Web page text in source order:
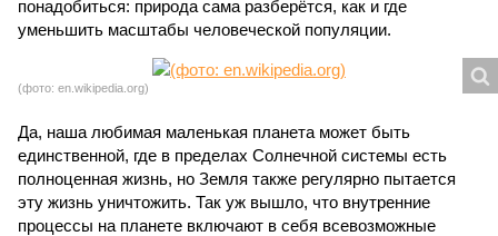
понадобиться: природа сама разберётся, как и где
уменьшить масштабы человеческой популяции.
(фото: en.wikipedia.org)
Да, наша любимая маленькая планета может быть
единственной, где в пределах Солнечной системы есть
полноценная жизнь, но Земля также регулярно пытается
эту жизнь уничтожить. Так уж вышло, что внутренние
процессы на планете включают в себя всевозможные